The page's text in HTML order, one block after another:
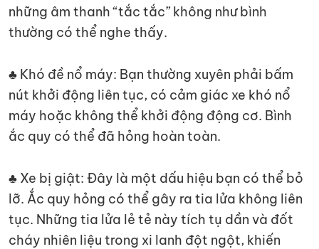
những âm thanh “tắc tắc” không như bình
thường có thể nghe thấy.
♣ Khó đề nổ máy: Bạn thường xuyên phải bấm
nút khởi động liên tục, có cảm giác xe khó nổ
máy hoặc không thể khởi động động cơ. Bình
ắc quy có thể đã hỏng hoàn toàn.
♣ Xe bị giật: Đây là một dấu hiệu bạn có thể bỏ
lỡ. Ắc quy hỏng có thể gây ra tia lửa không liên
tục. Những tia lửa lẻ tẻ này tích tụ dần và đốt
cháy nhiên liệu trong xi lanh đột ngột, khiến